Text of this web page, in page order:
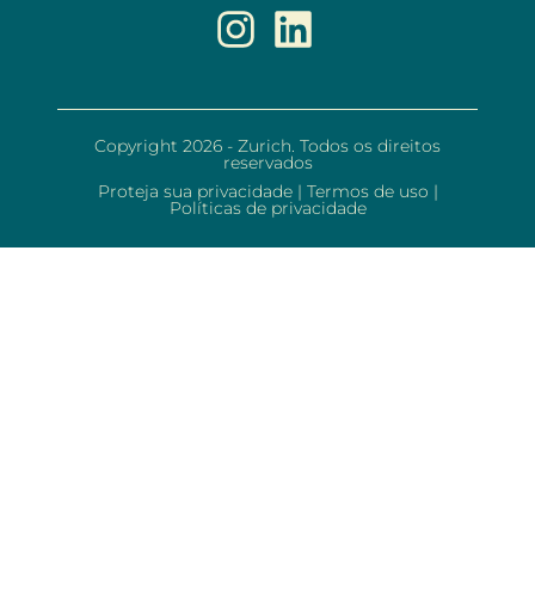
Copyright 2026 - Zurich. Todos os direitos
reservados
Proteja sua privacidade | Termos de uso |
Políticas de privacidade